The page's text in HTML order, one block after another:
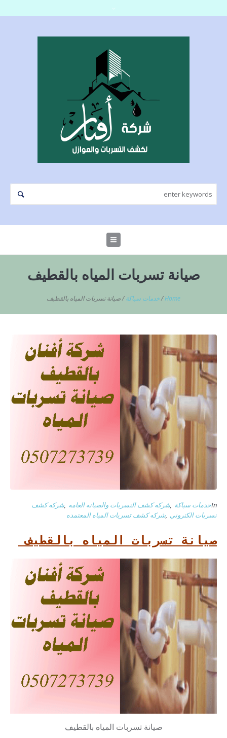
صيانة تسربات المياه بالقطيف
Home
/خدمات سباكة /صيانة تسربات المياه بالقطيف
Inخدمات سباكة ,شركه كشف التسربات والصيانه العامه ,شركه كشف
تسربات الكتروني ,شركه كشف تسربات المياه المعتمده
صيانة تسربات المياه بالقطيف
صيانة تسربات المياه بالقطيف